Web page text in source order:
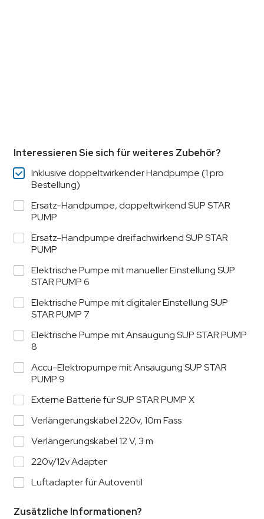
Interessieren Sie sich für weiteres Zubehör?
Inklusive doppeltwirkender Handpumpe (1 pro
Bestellung)
Ersatz-Handpumpe, doppeltwirkend SUP STAR
PUMP
Ersatz-Handpumpe dreifachwirkend SUP STAR
PUMP
Elektrische Pumpe mit manueller Einstellung SUP
STAR PUMP 6
Elektrische Pumpe mit digitaler Einstellung SUP
STAR PUMP 7
Elektrische Pumpe mit Ansaugung SUP STAR PUMP
8
Accu-Elektropumpe mit Ansaugung SUP STAR
PUMP 9
Externe Batterie für SUP STAR PUMP X
Verlängerungskabel 220v, 10m Fass
Verlängerungskabel 12 V, 3 m
220v/12v Adapter
Luftadapter für Autoventil
Zusätzliche Informationen?